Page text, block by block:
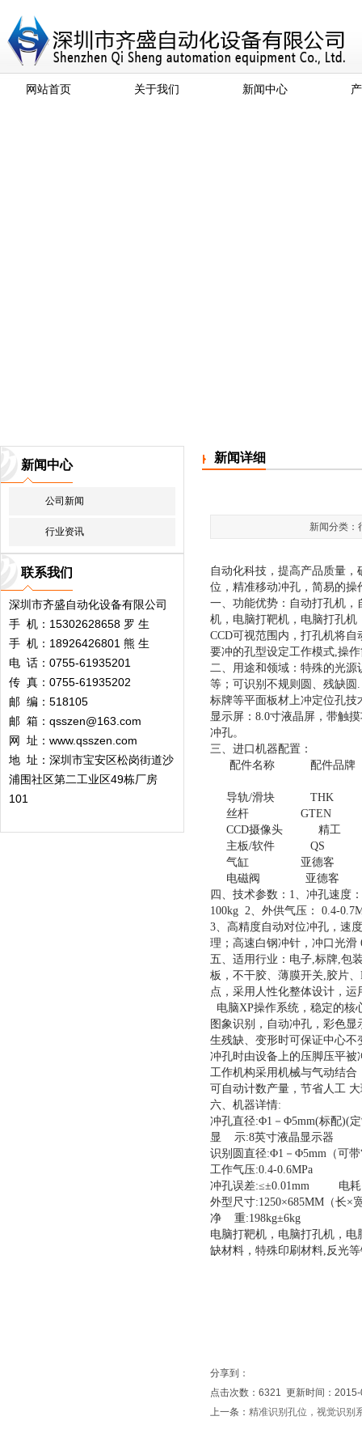
网站首页 关于我们 新闻中心
新闻中心
公司新闻
行业资讯
联系我们
深圳市齐盛自动化设备有限公司
手 机：15302628658 罗 生
手 机：18926426801 熊 生
电 话：0755-61935201
传 真：0755-61935202
邮 编：518105
邮 箱：qsszen@163.com
网 址：www.qsszen.com
地 址：深圳市宝安区松岗街道沙
浦围社区第二工业区49栋厂房
101
新闻详细
新闻分类
自动化科技，提高产品质量
位，精准移动冲孔，简易的
一、功能优势：自动打孔机，
机，电脑打靶机，电脑打孔机
CCD可视范围内，打孔机将
要冲的孔型设定工作模式,操
二、用途和领域：特殊的光
等；可识别不规则圆、残缺圆
标牌等平面板材上冲定位孔技
显示屏：8.0寸液晶屏，带触
冲孔。
三、进口机器配置：
配件名称 配件品
导轨/滑块
丝杆 GTEN
CCD摄像头 精
主板/软件 QS
气缸 亚德客
电磁阀 亚德客
四、技术参数：1、冲孔速度
100kg 2、外供气压： 0.4-
3、高精度自动对位冲孔，速
理；高速白钢冲针，冲口光
五、适用行业：电子,标牌,包
板，不干胶、薄膜开关,胶片
点，采用人性化整体设计，运
电脑XP操作系统，稳定的核
图象识别，自动冲孔，彩色
生残缺、变形时可保证中心不
冲孔时由设备上的压脚压平被
工作机构采用机械与气动结
可自动计数产量，节省人工
六、机器详情:
冲孔直径:Φ1－Φ5mm(标配)(
显 示:8英寸液晶显示器
识别圆直径:Φ1－Φ5mm（可
工作气压:0.4-0.6MPa
冲孔误差:≤±0.01mm 电
外型尺寸:1250×685MM（长×
净 重:198kg±6kg
电脑打靶机，电脑打孔机，
缺材料，特殊印刷材料,反光
分享到：
点击次数：6321 更新时间：
上一条： 精准识别孔位，视觉识别